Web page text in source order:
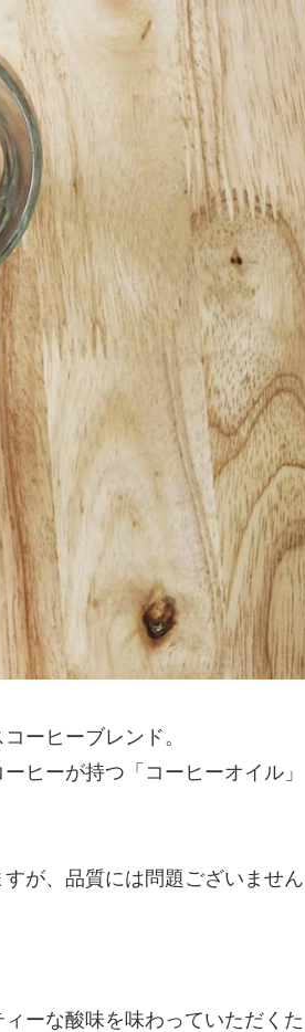
ーヒーブレンド。
ヒーが持つ「コーヒーオイル」
が、品質には問題ございません
ーな酸味を味わっていただくた